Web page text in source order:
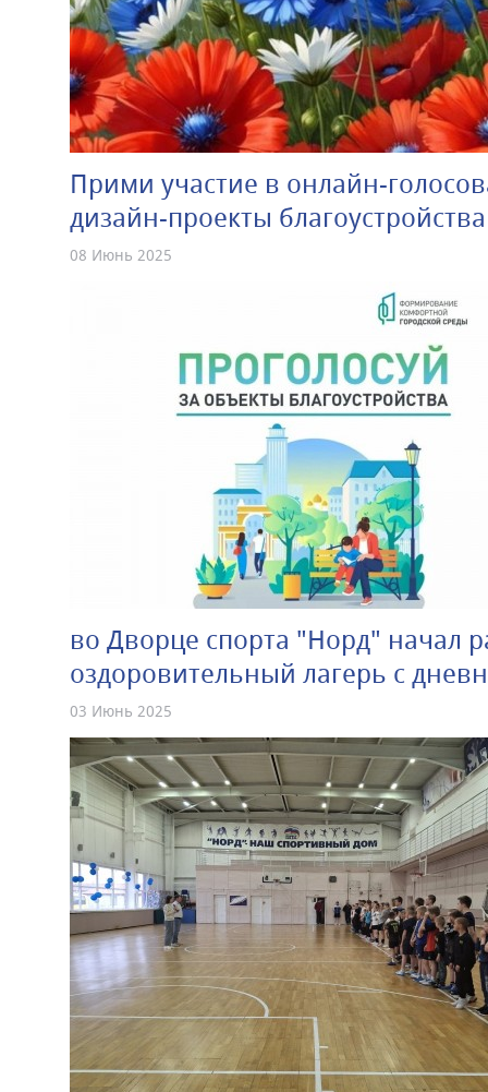
Прими участие в онлайн-
дизайн-проекты благоустройства
08 Июнь 2025
во Дворце спорта "Норд" начал
оздоровительный лагерь с
03 Июнь 2025